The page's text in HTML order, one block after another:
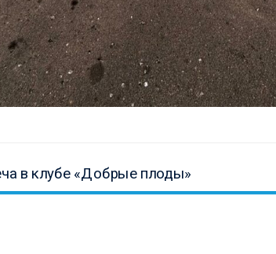
в клубе «Добрые плоды»